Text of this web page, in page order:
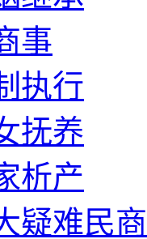
事
执行
抚养
析产
疑难民